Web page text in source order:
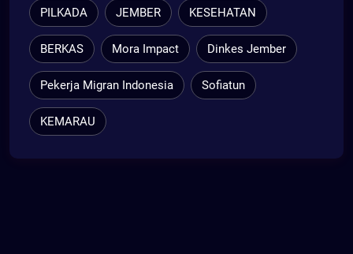
PILKADA JEMBER KESEHATAN
BERKAS Mora Impact Dinkes Jember
Pekerja Migran Indonesia Sofiatun
KEMARAU